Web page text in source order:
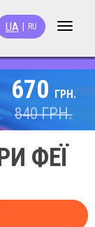
Toggle
UA RU
670 ГРН.
840ГРН.
ФЕЇ